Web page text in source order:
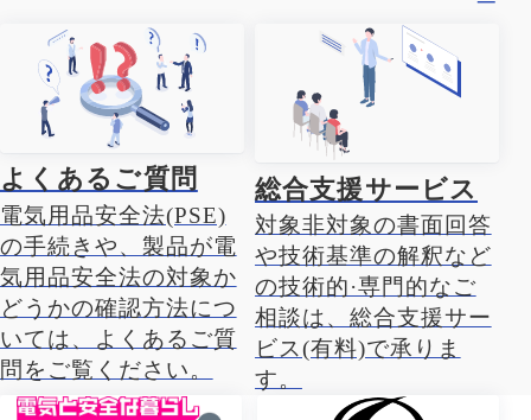
よくあるご質問
電気用品安全法(PSE)
の手続きや、製品が電
気用品安全法の対象か
どうかの確認方法につ
いては、よくあるご質
問をご覧ください。
総合支援サービス
対象非対象の書面回答
や技術基準の解釈など
の技術的·専門的なご
相談は、総合支援サー
ビス(有料)で承りま
す。